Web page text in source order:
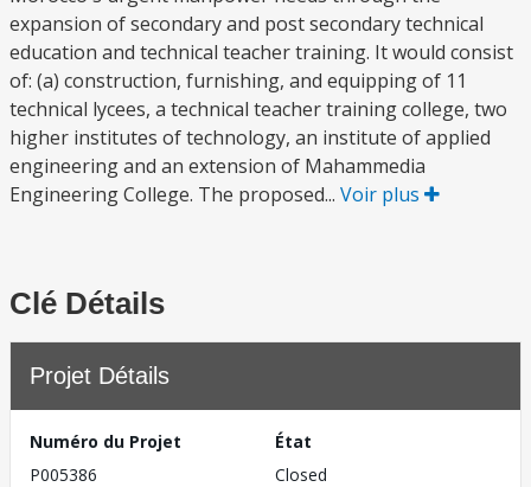
expansion of secondary and post secondary technical
education and technical teacher training. It would consist
of: (a) construction, furnishing, and equipping of 11
technical lycees, a technical teacher training college, two
higher institutes of technology, an institute of applied
engineering and an extension of Mahammedia
Engineering College. The proposed... Voir plus
Clé Détails
Projet Détails
Numéro du Projet
P005386
État
Closed